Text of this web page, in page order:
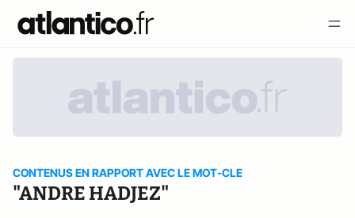
CONTENUS EN RAPPORT AVEC LE MOT-CLE
"ANDRE HADJEZ"